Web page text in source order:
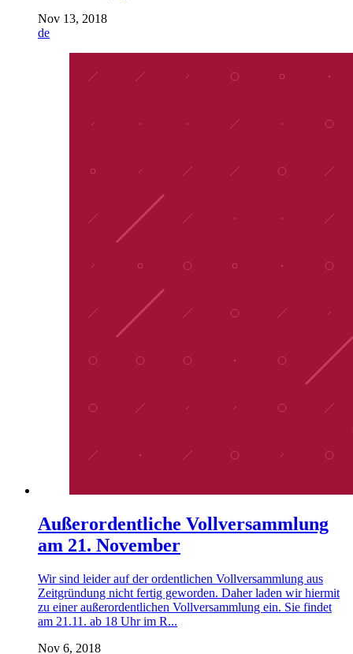
Nov 13, 2018
de
Außerordentliche Vollversammlung
am 21. November
Wir sind leider auf der ordentlichen Vollversammlung aus
Zeitgründung nicht fertig geworden. Daher laden wir hiermit
zu einer außerordentlichen Vollversammlung ein. Sie findet
am 21.11. ab 18 Uhr im R...
Nov 6, 2018